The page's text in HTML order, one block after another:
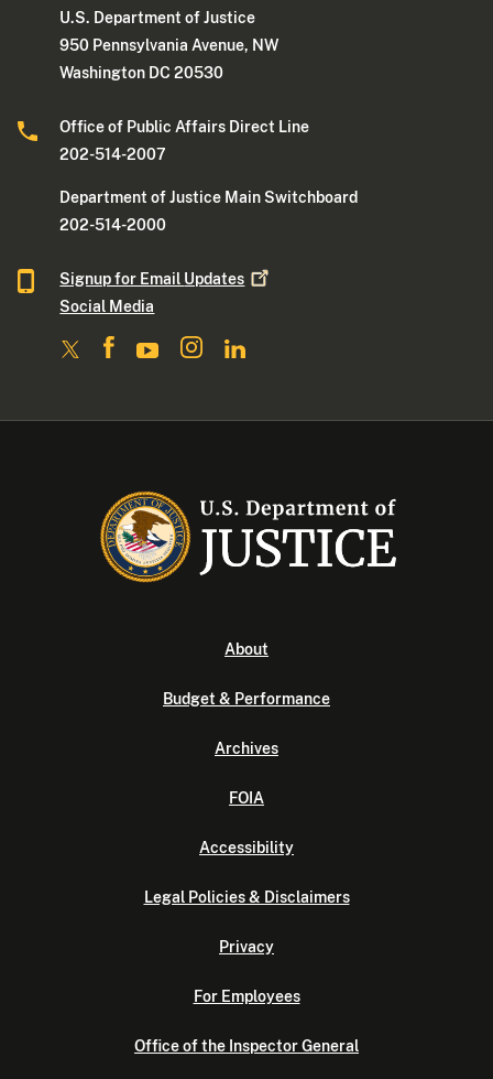
U.S. Department of Justice
950 Pennsylvania Avenue, NW
Washington DC 20530
Office of Public Affairs Direct Line
202-514-2007
Department of Justice Main Switchboard
202-514-2000
Signup for Email Updates
Social Media
About
Budget & Performance
Archives
FOIA
Accessibility
Legal Policies & Disclaimers
Privacy
For Employees
Office of the Inspector General